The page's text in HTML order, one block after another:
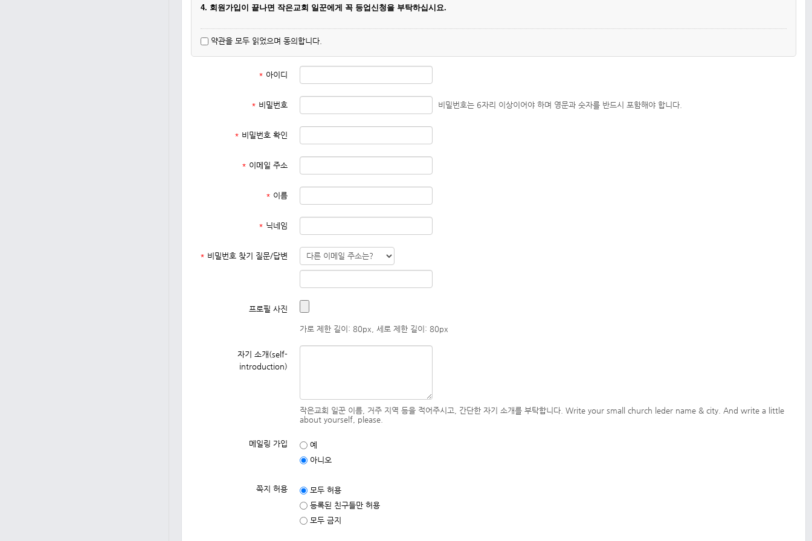
4. 회원가입이 끝나면 작은교회 일꾼에게 꼭 등업신청을 부탁하십시요.
약관을 모두 읽었으며 동의합니다.
* 아이디
* 비밀번호 비밀번호는 6자리 이상이어야 하며 영문과 숫자를 반드시 포함해야 합니다.
* 비밀번호 확인
* 이메일 주소
* 이름
* 닉네임
* 비밀번호 찾기 질문/답변
프로필 사진
가로 제한 길이: 80px, 세로 제한 길이: 80px
자기 소개(self-
introduction)
작은교회 일꾼 이름, 거주 지역 등을 적어주시고, 간단한 자기 소개를 부탁합니다. Write your small church leder name & city. And write a little
about yourself, please.
메일링 가입
예
아니오
쪽지 허용
모두 허용
등록된 친구들만 허용
모두 금지